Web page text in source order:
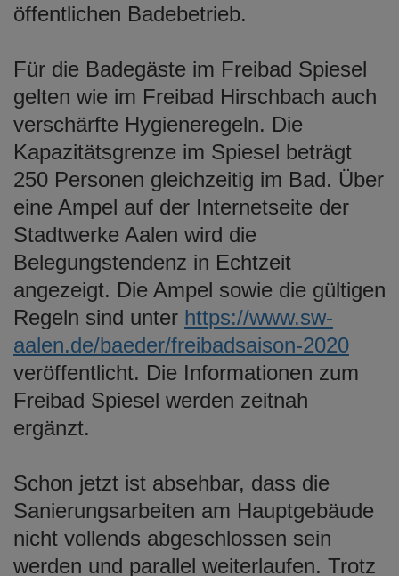
öffentlichen Badebetrieb.
Für die Badegäste im Freibad Spiesel
gelten wie im Freibad Hirschbach auch
verschärfte Hygieneregeln. Die
Kapazitätsgrenze im Spiesel beträgt
250 Personen gleichzeitig im Bad. Über
eine Ampel auf der Internetseite der
Stadtwerke Aalen wird die
Belegungstendenz in Echtzeit
angezeigt. Die Ampel sowie die gültigen
Regeln sind unter https://www.sw-
aalen.de/baeder/freibadsaison-2020
veröffentlicht. Die Informationen zum
Freibad Spiesel werden zeitnah
ergänzt.
Schon jetzt ist absehbar, dass die
Sanierungsarbeiten am Hauptgebäude
nicht vollends abgeschlossen sein
werden und parallel weiterlaufen. Trotz